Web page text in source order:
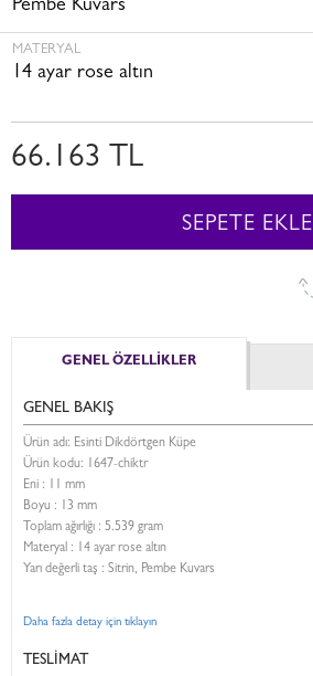
Pembe Kuvars
MATERYAL
14 ayar rose altın
66.163 TL
SEPETE EKLE
GENEL ÖZELLİKLER
GENEL BAKIŞ
Ürün adı: Esinti Dikdörtgen Küpe
Ürün kodu: 1647-chiktr
Eni : 11 mm
Boyu : 13 mm
Toplam ağırlığı : 5.539 gram
Materyal : 14 ayar rose altın
Yarı değerli taş : Sitrin, Pembe Kuvars
Daha fazla detay için tıklayın
TESLİMAT